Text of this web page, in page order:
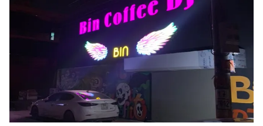
Góc doanh nghiệp
Nhân vật
Khán giả
Âm nhạc
Đời sống
Du lịch